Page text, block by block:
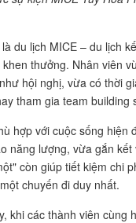
du lịch MICE – du lịch
thưởng. Nhân viên
hội nghị, vừa có thời
tham gia team building
hợp với cuộc sống hiện
năng lượng, vừa gắn kết
còn giúp tiết kiệm chi
chuyến đi duy nhất.
khi các thành viên cùng